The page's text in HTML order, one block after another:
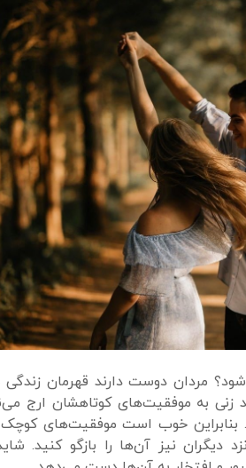
مردان دوست دارند قهرمان زندگی
زنی به موفقیت‌های کوتاهشان ارج
خوب است موفقیت‌های
دیگران نیز آن‌ها را بازگو کنید.